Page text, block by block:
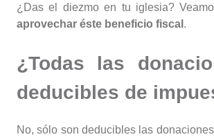
¿Das el diezmo en tu iglesia?
aprovechar éste beneficio fiscal .
¿Todas las
deducibles de
No, sólo son deducibles las